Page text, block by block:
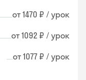
от 1470 ₽ / урок
от 1092 ₽ / урок
от 1077 ₽ / урок